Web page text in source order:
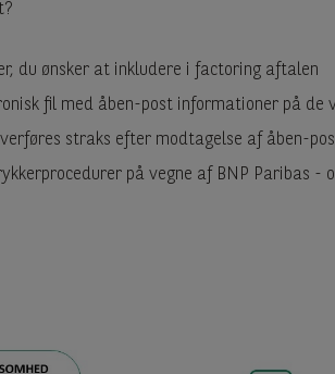
du ønsker at inkludere i factoring aftalen
fil med åben-post informationer på
straks efter modtagelse af åben-
på vegne af BNP Paribas -